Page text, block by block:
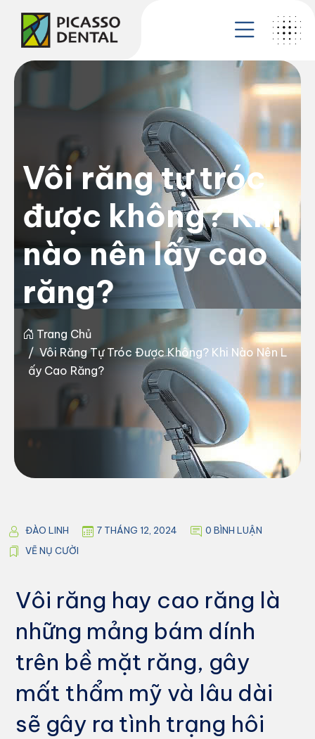
Vôi răng tự tróc
được không? Khi
nào nên lấy cao
răng?
Trang Chủ
Vôi Răng Tự Tróc Được Không? Khi Nào Nên L
Ấy Cao Răng?
ĐÀO LINH 7 THÁNG 12, 2024
0 BÌNH LUẬN
VẼ NỤ CƯỜI
Vôi răng hay cao răng là
những mảng bám dính
trên bề mặt răng, gây
mất thẩm mỹ và lâu dài
sẽ gây ra tình trạng hôi